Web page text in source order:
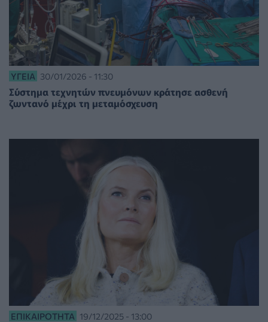
ΥΓΕΊΑ 30/01/2026 - 11:30
Σύστημα τεχνητών πνευμόνων κράτησε ασθενή
ζωντανό μέχρι τη μεταμόσχευση
ΕΠΙΚΑΙΡΌΤΗΤΑ 19/12/2025 - 13:00